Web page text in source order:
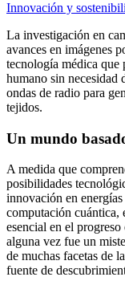
Innovación y
La investigación en
avances en imágenes
tecnología médica que
humano sin necesidad
ondas de radio para
tejidos.
Un mundo
A medida que
posibilidades
innovación en
computación cuántica,
esencial en el
alguna vez fue un
de muchas facetas de
fuente de